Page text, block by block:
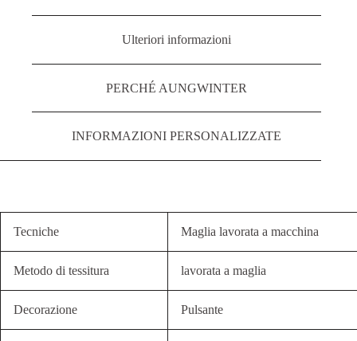
Ulteriori informazioni
PERCHÉ AUNGWINTER
INFORMAZIONI PERSONALIZZATE
Tecniche Maglia lavorata a macchina
Metodo di tessitura lavorata a maglia
Decorazione Pulsante